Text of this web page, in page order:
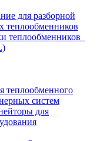
для разборной
теплообменников
теплообменников
теплообменного
систем
для